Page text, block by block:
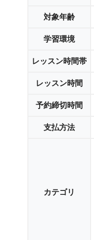
対象年齢
学習環境
レッスン時間帯
レッスン時間
予約締切時間
支払方法
カテゴリ